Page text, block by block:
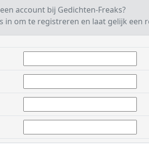
account bij Gedichten-Freaks?
in om te registreren en laat gelijk een